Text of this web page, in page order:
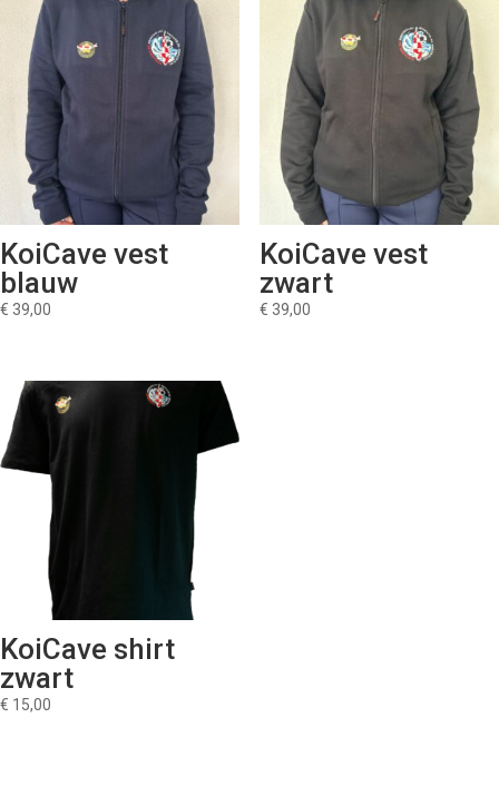
KoiCave vest
blauw
€ 39,00
KoiCave vest
zwart
€ 39,00
KoiCave shirt
zwart
€ 15,00